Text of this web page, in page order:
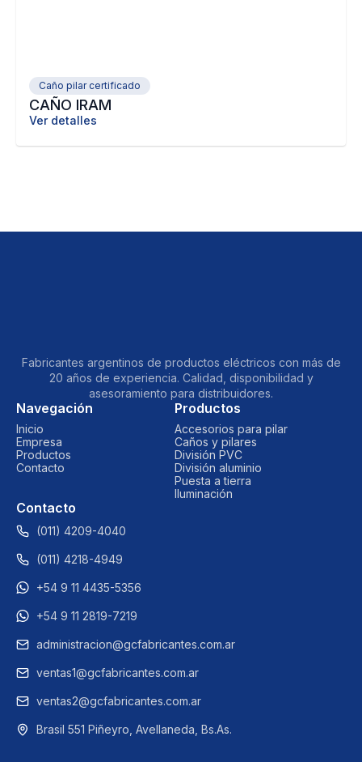
Caño pilar certificado
CAÑO IRAM
Ver detalles
Fabricantes argentinos de productos eléctricos con más de
20 años de experiencia. Calidad, disponibilidad y
asesoramiento para distribuidores.
Navegación
Inicio
Empresa
Productos
Contacto
Productos
Accesorios para pilar
Caños y pilares
División PVC
División aluminio
Puesta a tierra
Iluminación
Contacto
(011) 4209-4040​
(011) 4218-4949
+54 9 11 4435-5356
+54 9 11 2819-7219
administracion@gcfabricantes.com.ar
ventas1@gcfabricantes.com.ar
ventas2@gcfabricantes.com.ar
Brasil 551 Piñeyro, Avellaneda, Bs.As.